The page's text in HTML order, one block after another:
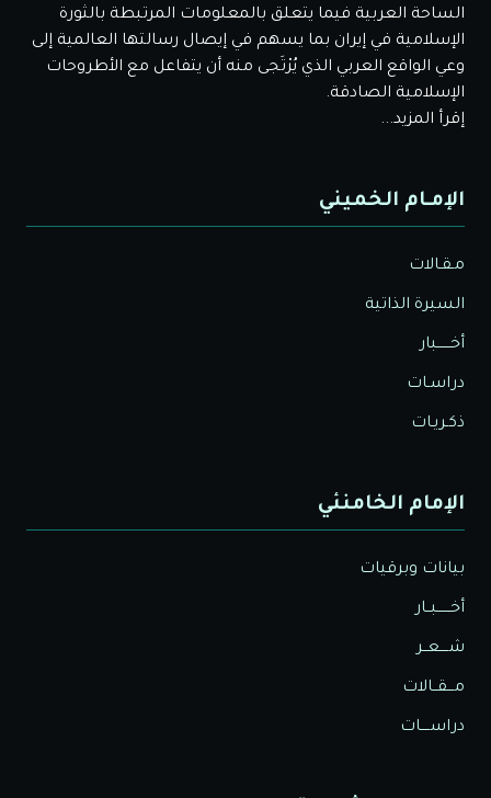
الساحة العربية فيما يتعلق بالمعلومات المرتبطة بالثورة
الإسلامية في إيران بما يسهم في إيصال رسالتها العالمية إلى
وعي الواقع العربي الذي يُرْتَجى منه أن يتفاعل مع الأطروحات
الإسلامية الصادقة.
إقرأ المزيد...
الإمـام الخميني
مـقـالات
السيرة الذاتية
أخــــــبار
دراسـات
ذكـريـات
الإمام الخامنئي
بيانات وبرقيات
أخــــــبــار
شــــعــر
مـــقــالات
دراســــات